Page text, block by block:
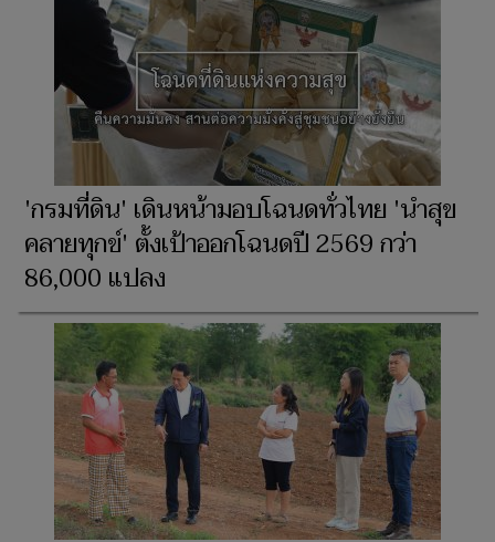
'กรมที่ดิน' เดินหน้ามอบโฉนดทั่วไทย 'นำสุข
คลายทุกข์' ตั้งเป้าออกโฉนดปี 2569 กว่า
86,000 แปลง